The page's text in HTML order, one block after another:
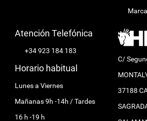
Atención Telefónica
+34 923 184 183
Horario habitual
Lunes a Viernes
Mañanas 9h -14h / Tardes
16 h -19 h
C/
37188